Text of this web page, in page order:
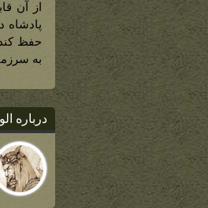
از آن
پادشاه
حفظ
به
درباره